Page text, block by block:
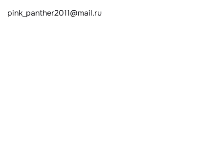
pink_panther2011@mail.ru